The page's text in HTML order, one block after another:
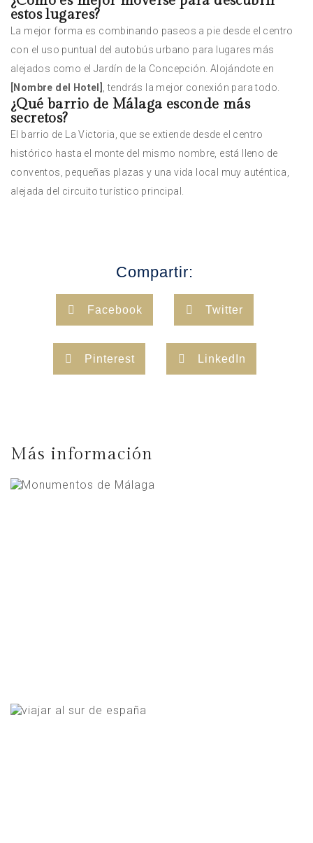
estos lugares?
La mejor forma es combinando paseos a pie desde el centro
con el uso puntual del autobús urbano para lugares más
alejados como el Jardín de la Concepción. Alojándote en
[Nombre del Hotel] , tendrás la mejor conexión para todo.
¿Qué barrio de Málaga esconde más
secretos?
El barrio de La Victoria, que se extiende desde el centro
histórico hasta el monte del mismo nombre, está lleno de
conventos, pequeñas plazas y una vida local muy auténtica,
alejada del circuito turístico principal.
Compartir:
Facebook Twitter
Pinterest LinkedIn
Más información